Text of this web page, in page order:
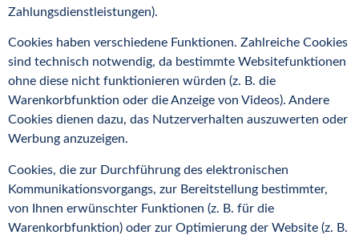
Zahlungsdienstleistungen).
Cookies haben verschiedene Funktionen. Zahlreiche Cookies
sind technisch notwendig, da bestimmte Websitefunktionen
ohne diese nicht funktionieren würden (z. B. die
Warenkorbfunktion oder die Anzeige von Videos). Andere
Cookies dienen dazu, das Nutzerverhalten auszuwerten oder
Werbung anzuzeigen.
Cookies, die zur Durchführung des elektronischen
Kommunikationsvorgangs, zur Bereitstellung bestimmter,
von Ihnen erwünschter Funktionen (z. B. für die
Warenkorbfunktion) oder zur Optimierung der Website (z. B.